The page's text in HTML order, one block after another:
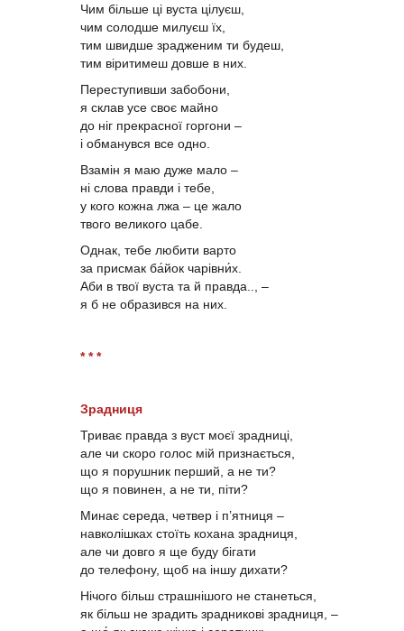
Чим більше ці вуста цілуєш,
чим солодше милуєш їх,
тим швидше зрадженим ти будеш,
тим віритимеш довше в них.
Переступивши забобони,
я склав усе своє майно
до ніг прекрасної горгони –
і обманувся все одно.
Взамін я маю дуже мало –
ні слова правди і тебе,
у кого кожна лжа – це жало
твого великого цабе.
Однак, тебе любити варто
за присмак ба́йок чарівни́х.
Аби в твої вуста та й правда.., –
я б не образився на них.
* * *
Зрадниця
Триває правда з вуст моєї зрадниці,
але чи скоро голос мій признається,
що я порушник перший, а не ти?
що я повинен, а не ти, піти?
Минає середа, четвер і п’ятниця –
навколішках стоїть кохана зрадниця,
але чи довго я ще буду бігати
до телефону, щоб на іншу дихати?
Нічого більш страшнішого не станеться,
як більш не зрадить зрадникові зрадниця, –